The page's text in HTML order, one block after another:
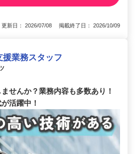
更新日： 2026/07/08 掲載終了日： 2026/10/09
業務スタッフ
せんか？業務内容も多数あり！
活躍中！